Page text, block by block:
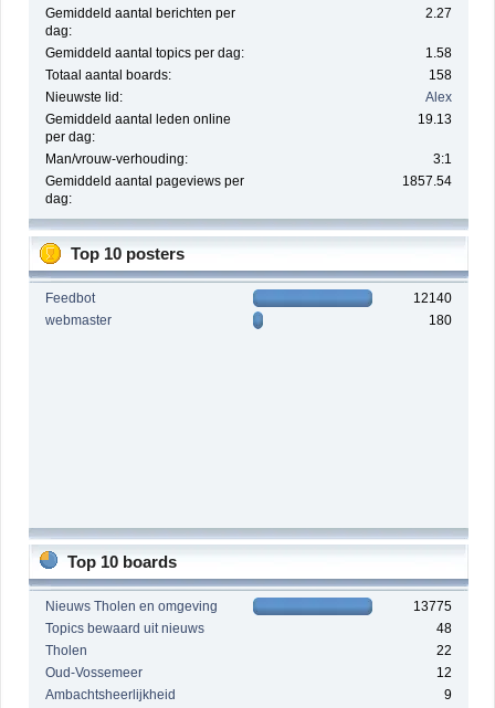
Gemiddeld aantal berichten per
dag:
2.27
Gemiddeld aantal topics per dag:
1.58
Totaal aantal boards:
158
Nieuwste lid:
Alex
Gemiddeld aantal leden online
per dag:
19.13
Man/vrouw-verhouding:
3:1
Gemiddeld aantal pageviews per
dag:
1857.54
Top 10 posters
Feedbot
12140
webmaster
180
Top 10 boards
Nieuws Tholen en omgeving
13775
Topics bewaard uit nieuws
48
Tholen
22
Oud-Vossemeer
12
Ambachtsheerlijkheid
9